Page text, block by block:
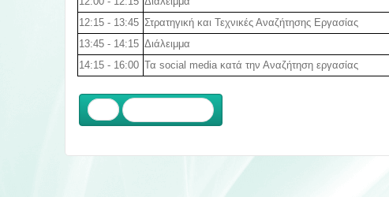
12:15 - 13:45 Στρατηγική και Τεχνικές Αναζήτησης Εργασίας
13:45 - 14:15 Διάλειμμα
14:15 - 16:00
Τα social media κατά την Αναζήτηση εργασίας